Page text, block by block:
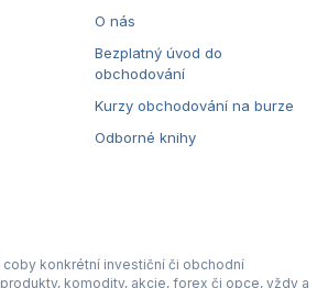
O nás
Bezplatný úvod do
obchodování
Kurzy obchodování na burze
Odborné knihy
konkrétní investiční či obchodní
komodity, akcie, forex či opce, vždy a